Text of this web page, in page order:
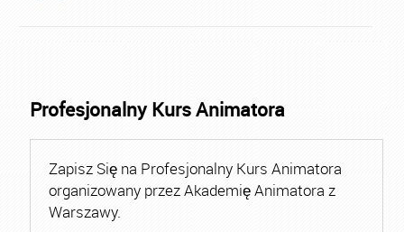
Profesjonalny Kurs Animatora
Zapisz Się na Profesjonalny Kurs Animatora
organizowany przez Akademię Animatora z
Warszawy.